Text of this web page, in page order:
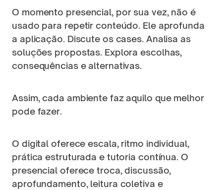
O momento presencial, por sua vez, não é
usado para repetir conteúdo. Ele aprofunda
a aplicação. Discute os cases. Analisa as
soluções propostas. Explora escolhas,
consequências e alternativas.
Assim, cada ambiente faz aquilo que melhor
pode fazer.
O digital oferece escala, ritmo individual,
prática estruturada e tutoria contínua. O
presencial oferece troca, discussão,
aprofundamento, leitura coletiva e